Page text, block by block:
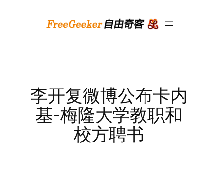
李开复微博公布卡内
基-梅隆大学教职和
校方聘书